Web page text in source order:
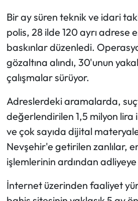
Bir ay süren teknik ve idari
polis, 28 ilde 120 ayrı adrese
baskınlar düzenledi.
gözaltına alındı, 30'unun
çalışmalar sürüyor.
Adreslerdeki aramalarda,
değerlendirilen 1,5 milyon
ve çok sayıda dijital
Nevşehir'e getirilen zanlılar,
işlemlerinin ardından
İnternet üzerinden faaliyet